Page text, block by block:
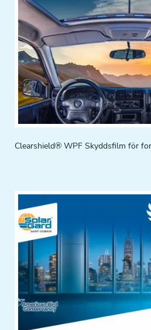
Clearshield® WPF Skyddsfilm för